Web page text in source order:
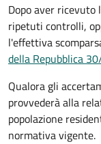
Dopo aver ricevuto
ripetuti controlli,
l'effettiva
della Repubblica
Qualora gli
provvederà alla
popolazione
normativa vigente.